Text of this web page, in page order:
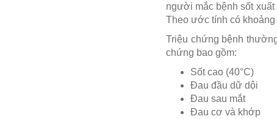
người mắc bệnh sốt
Theo ước tính có khoảng
Triệu chứng bệnh
chứng bao gồm:
Sốt cao (40°C)
Đau đầu dữ dội
Đau sau mắt
Đau cơ và khớp